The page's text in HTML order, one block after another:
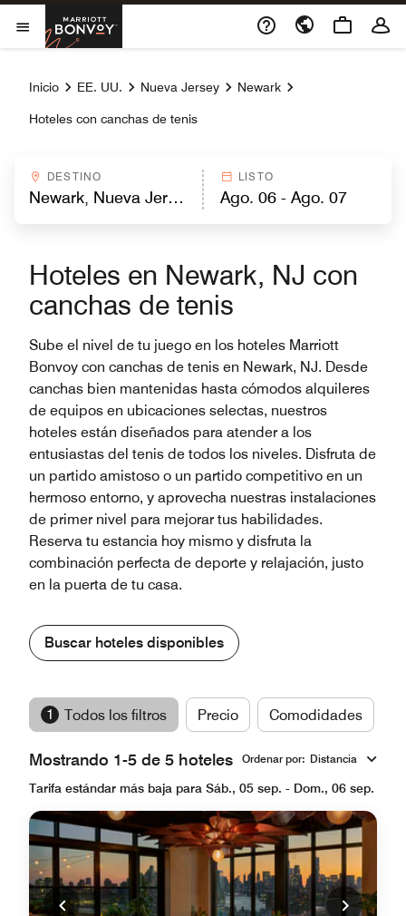
Skip to Content
Abrir el menú
Marriott Bonvoy
Inicio EE. UU. Nueva Jersey Newark
Hoteles con canchas de tenis
DESTINO LISTO
Hoteles en Newark, NJ con
canchas de tenis
Sube el nivel de tu juego en los hoteles Marriott
Bonvoy con canchas de tenis en Newark, NJ. Desde
canchas bien mantenidas hasta cómodos alquileres
de equipos en ubicaciones selectas, nuestros
hoteles están diseñados para atender a los
entusiastas del tenis de todos los niveles. Disfruta de
un partido amistoso o un partido competitivo en un
hermoso entorno, y aprovecha nuestras instalaciones
de primer nivel para mejorar tus habilidades.
Reserva tu estancia hoy mismo y disfruta la
combinación perfecta de deporte y relajación, justo
en la puerta de tu casa.
Buscar hoteles disponibles
1 Todos los filtros Precio Comodidades
Mostrando 1-5 de 5 hoteles Ordenar por: Distancia
Tarifa estándar más baja para Sáb., 05 sep. - Dom., 06 sep.